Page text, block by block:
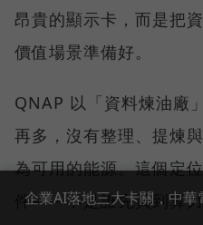
昂貴的顯示卡，而是把
價值場景準備好。
QNAP 以「資料煉油廠
再多，沒有整理、提煉
為可用的能源。這個定
件——不是誰先買到算
企業AI落地三大卡關，中華